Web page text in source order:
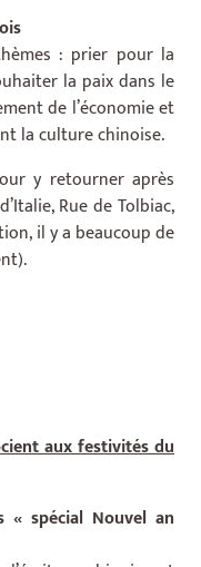
: prier pour la
la paix dans le
de l’économie et
la culture chinoise.
y retourner après
Rue de Tolbiac,
il y a beaucoup de
aux festivités du
spécial Nouvel an